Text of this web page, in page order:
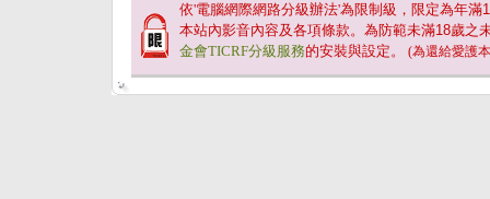
依'電腦網際網路分級辦法'為限制級，限定為年滿
本站內影音內容及各項條款。為防範未滿18歲之
金會TICRF分級服務的安裝與設定。 (為還給愛護